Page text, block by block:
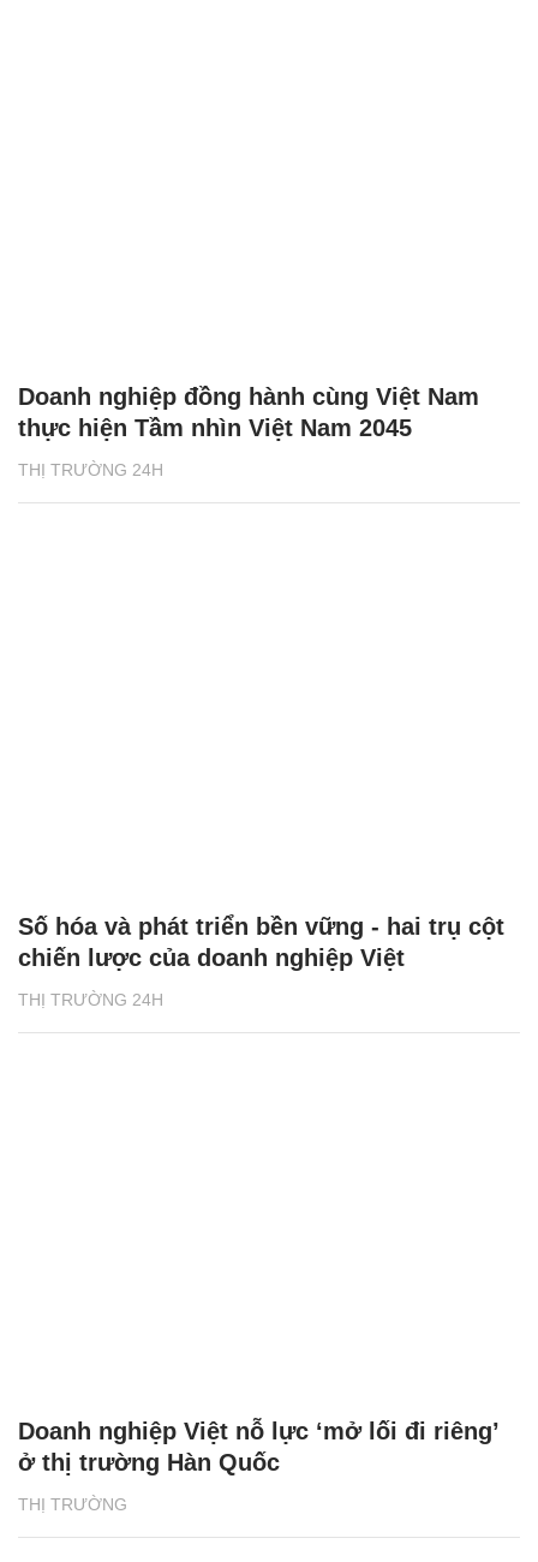
THỊ TRƯỜNG 24H
Doanh nghiệp đồng hành cùng Việt Nam
thực hiện Tầm nhìn Việt Nam 2045
THỊ TRƯỜNG 24H
Số hóa và phát triển bền vững - hai trụ cột
chiến lược của doanh nghiệp Việt
THỊ TRƯỜNG
Doanh nghiệp Việt nỗ lực ‘mở lối đi riêng’
ở thị trường Hàn Quốc